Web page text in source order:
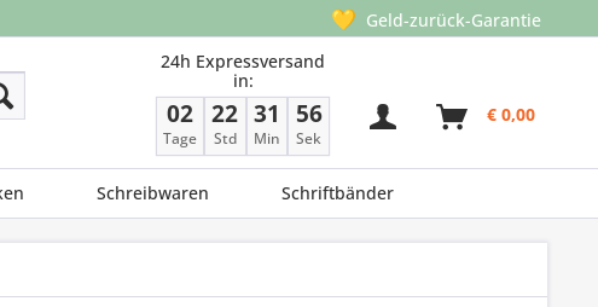
💛 Geld-zurück-Garantie
24h Expressversand
in:
02
Tage
22
Std
31
Min
56
Sek
€ 0,00
Schreibwaren Schriftbänder